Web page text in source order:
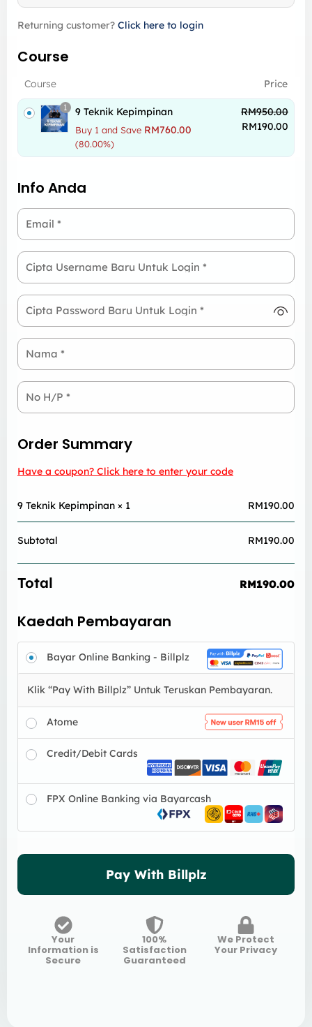
Returning customer? Click here to login
Course
Course Price
1 9 Teknik Kepimpinan
Buy 1 and Save RM760.00
(80.00%)
RM950.00
RM190.00
Info Anda
Email *
Cipta Username Baru Untuk Login *
Cipta Password Baru Untuk Login *
Nama *
No H/P *
Order Summary
Have a coupon? Click here to enter your code
9 Teknik Kepimpinan × 1 RM190.00
Subtotal RM190.00
Total RM190.00
Kaedah Pembayaran
Bayar Online Banking - Billplz
Klik “Pay With Billplz” Untuk Teruskan Pembayaran.
Atome
Credit/Debit Cards
FPX Online Banking via Bayarcash
Pay With Billplz
Your
Information is
Secure
100%
Satisfaction
Guaranteed
We Protect
Your Privacy